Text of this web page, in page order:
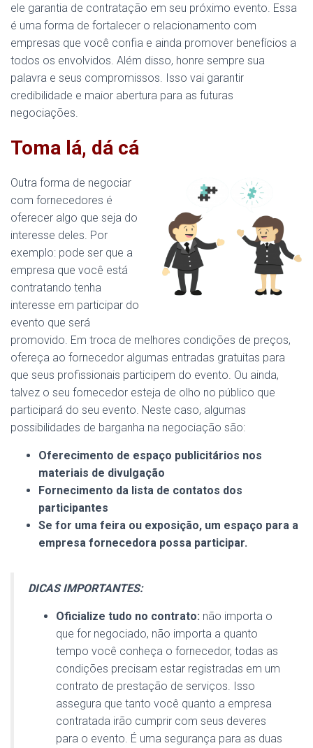
ele garantia de contratação em seu próximo evento. Essa
é uma forma de fortalecer o relacionamento com
empresas que você confia e ainda promover benefícios a
todos os envolvidos. Além disso, honre sempre sua
palavra e seus compromissos. Isso vai garantir
credibilidade e maior abertura para as futuras
negociações.
Toma lá, dá cá
Outra forma de negociar
com fornecedores é
oferecer algo que seja do
interesse deles. Por
exemplo: pode ser que a
empresa que você está
contratando tenha
interesse em participar do
evento que será
promovido. Em troca de melhores condições de preços,
ofereça ao fornecedor algumas entradas gratuitas para
que seus profissionais participem do evento. Ou ainda,
talvez o seu fornecedor esteja de olho no público que
participará do seu evento. Neste caso, algumas
possibilidades de barganha na negociação são:
Oferecimento de espaço publicitários nos
materiais de divulgação
Fornecimento da lista de contatos dos
participantes
Se for uma feira ou exposição, um espaço para a
empresa fornecedora possa participar.
DICAS IMPORTANTES:
Oficialize tudo no contrato: não importa o
que for negociado, não importa a quanto
tempo você conheça o fornecedor, todas as
condições precisam estar registradas em um
contrato de prestação de serviços. Isso
assegura que tanto você quanto a empresa
contratada irão cumprir com seus deveres
para o evento. É uma segurança para as duas